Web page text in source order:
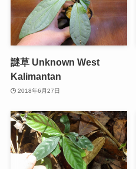
謎草 Unknown West
Kalimantan
2018年6月27日